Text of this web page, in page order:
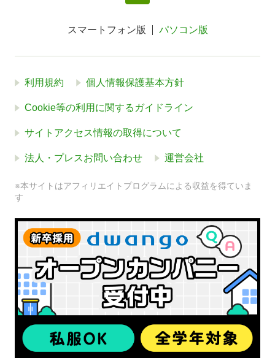
スマートフォン版 パソコン版
利用規約 個人情報保護基本方針
Cookie等の利用に関するガイドライン
サイトアクセス情報の取得について
法人・プレスお問い合わせ 運営会社
※本サイトはアフィリエイトプログラムによる収益を得ていま
す